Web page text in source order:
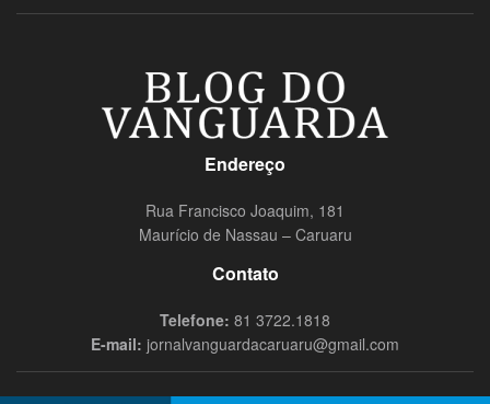
Endereço
Rua Francisco Joaquim, 181
Maurício de Nassau – Caruaru
Contato
Telefone: 81 3722.1818
E-mail: jornalvanguardacaruaru@gmail.com